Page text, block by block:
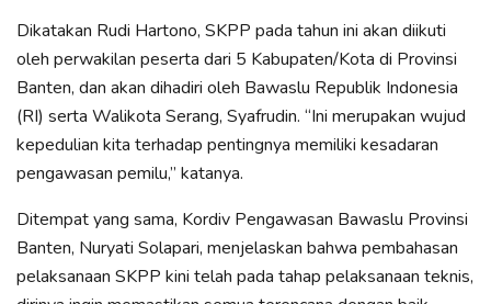
Dikatakan Rudi Hartono, SKPP pada tahun ini akan diikuti
oleh perwakilan peserta dari 5 Kabupaten/Kota di Provinsi
Banten, dan akan dihadiri oleh Bawaslu Republik Indonesia
(RI) serta Walikota Serang, Syafrudin. “Ini merupakan wujud
kepedulian kita terhadap pentingnya memiliki kesadaran
pengawasan pemilu,” katanya.
Ditempat yang sama, Kordiv Pengawasan Bawaslu Provinsi
Banten, Nuryati Solapari, menjelaskan bahwa pembahasan
pelaksanaan SKPP kini telah pada tahap pelaksanaan teknis,